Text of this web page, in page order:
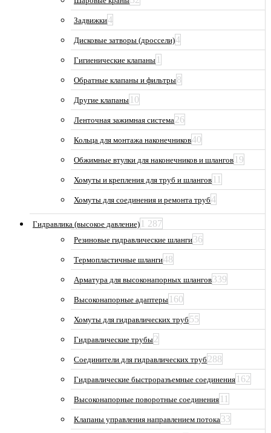
Задвижки4
Дисковые затворы (дроссели)4
Гигиенические клапаны 1
Обратные клапаны и фильтры8
Другие клапаны 10
Ленточная зажимная система26
Кольца для монтажа наконечников40
Обжимные втулки для наконечников и шлангов 19
Хомуты и крепления для труб и шлангов 11
Хомуты для соединения и ремонта труб4
Гидравлика (высокое давление) 1 287
Резиновые гидравлические шланги36
Термопластичные шланги48
Арматура для высоконапорных шлангов339
Высоконапорные адаптеры 160
Хомуты для гидравлических труб 55
Гидравлические трубы2
Соединители для гидравлических труб 288
Гидравлические быстроразъемные соединения 162
Высоконапорные поворотные соединения 11
Клапаны управления направлением потока33